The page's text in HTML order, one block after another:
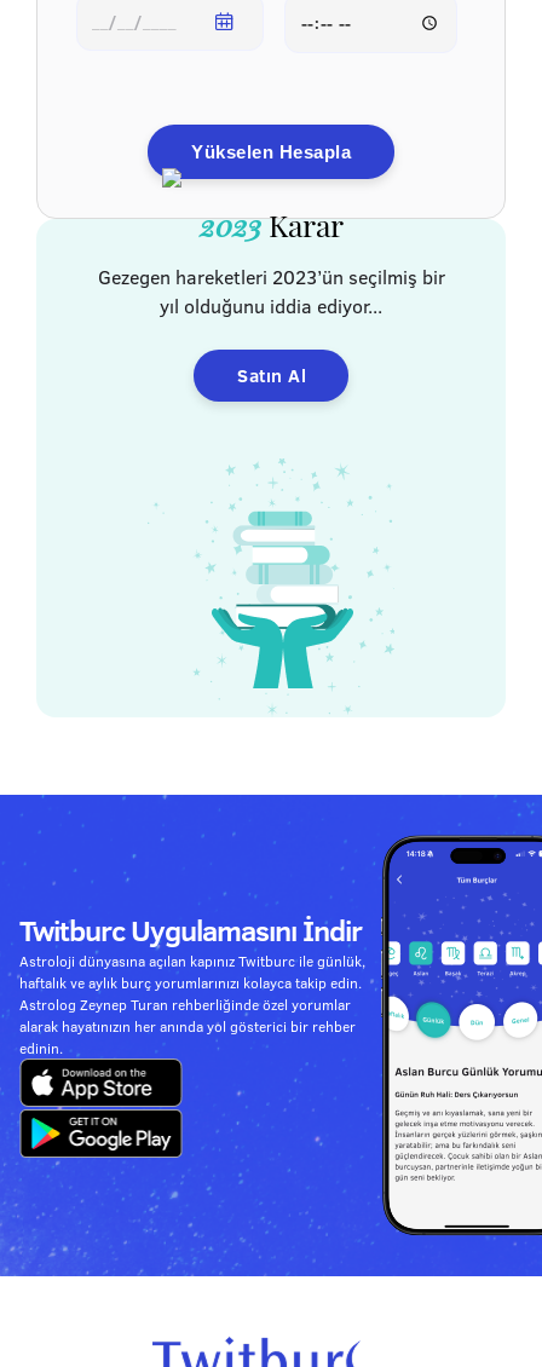
Yükselen Hesapla
2023Karar
Gezegen hareketleri 2023’ün seçilmiş bir
yıl olduğunu iddia ediyor...
Satın Al
Twitburc Uygulamasını İndir
Astroloji dünyasına açılan kapınız Twitburc ile günlük,
haftalık ve aylık burç yorumlarınızı kolayca takip edin.
Astrolog Zeynep Turan rehberliğinde özel yorumlar
alarak hayatınızın her anında yol gösterici bir rehber
edinin.